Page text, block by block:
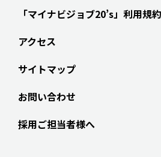
「マイナビジョブ20’s」利用規約
アクセス
サイトマップ
お問い合わせ
採用ご担当者様へ